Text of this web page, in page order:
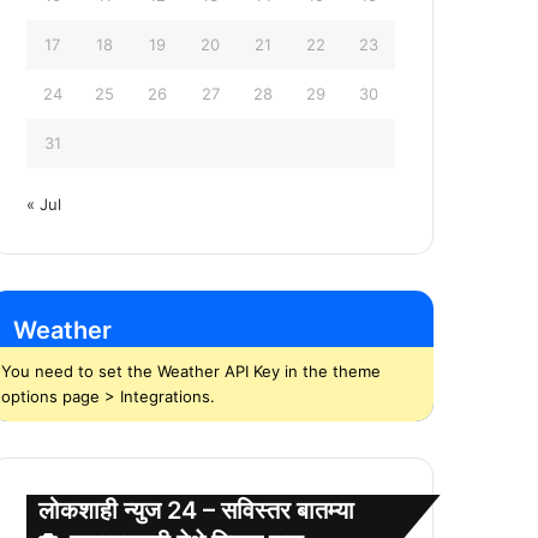
17 18 19 20 21 22 23
24 25 26 27 28 29 30
31
« Jul
Weather
You need to set the Weather API Key in the theme
options page > Integrations.
लोकशाही न्युज 24 – सविस्तर बातम्या